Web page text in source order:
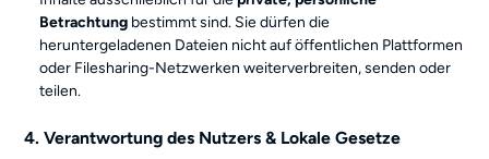
Betrachtung bestimmt sind. Sie dürfen die
heruntergeladenen Dateien nicht auf öffentlichen Plattformen
oder Filesharing-Netzwerken weiterverbreiten, senden oder
teilen.
4. Verantwortung des Nutzers & Lokale Gesetze